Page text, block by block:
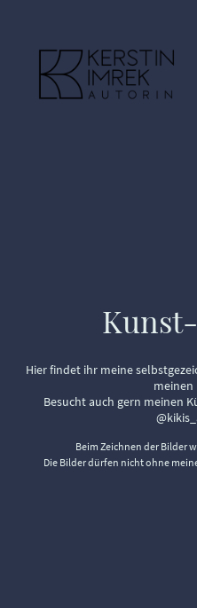
Hier findet ihr meine
meinen
Besucht auch gern meinen
Beim Zeichnen der Bilder
Die Bilder dürfen nicht ohne